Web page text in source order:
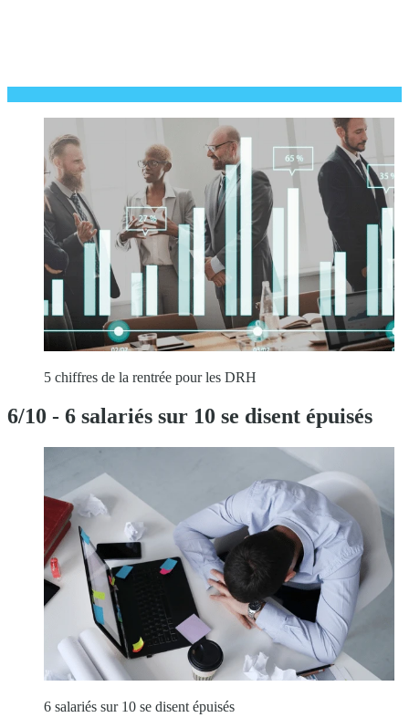
5 chiffres de la rentrée pour les DRH
6/10 - 6 salariés sur 10 se disent épuisés
6 salariés sur 10 se disent épuisés